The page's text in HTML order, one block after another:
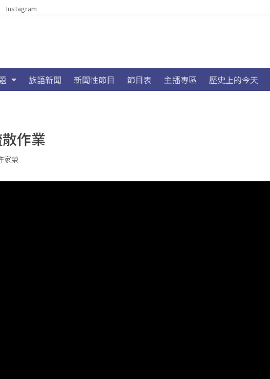
Instagram
族語新聞 新聞性節目 節目表 主播專區 歷史上的今天
作業
家榮